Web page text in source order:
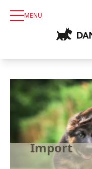
MENU
Import